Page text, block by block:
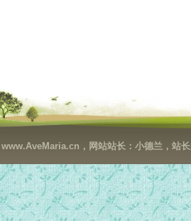
www.AveMaria.cn，网站站长：小德兰，